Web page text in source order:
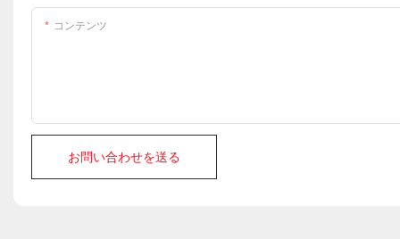
コンテンツ
お問い合わせを送る